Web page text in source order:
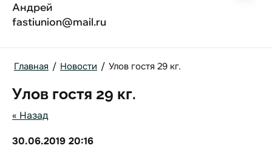
Андрей
fastiunion@mail.ru
Главная / Новости / Улов гостя 29 кг.
Улов гостя 29 кг.
« Назад
30.06.2019 20:16